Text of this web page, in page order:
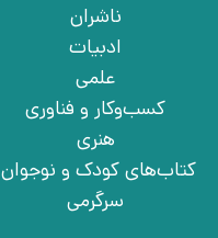
ناشران
ادبیات
علمی
کسب‌وکار و فناوری
هنری
کتاب‌های کودک و نوجوان
سرگرمی